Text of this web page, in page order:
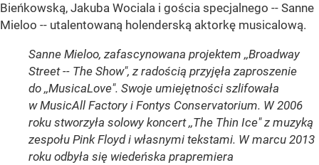
Bieńkowską, Jakuba Wociala i gościa specjalnego -- Sanne
Mieloo -- utalentowaną holenderską aktorkę musicalową.
Sanne Mieloo, zafascynowana projektem ,,Broadway
Street -- The Show", z radością przyjęła zaproszenie
do ,,MusicaLove". Swoje umiejętności szlifowała
w MusicAll Factory i Fontys Conservatorium. W 2006
roku stworzyła solowy koncert ,,The Thin Ice" z muzyką
zespołu Pink Floyd i własnymi tekstami. W marcu 2013
roku odbyła się wiedeńska prapremiera